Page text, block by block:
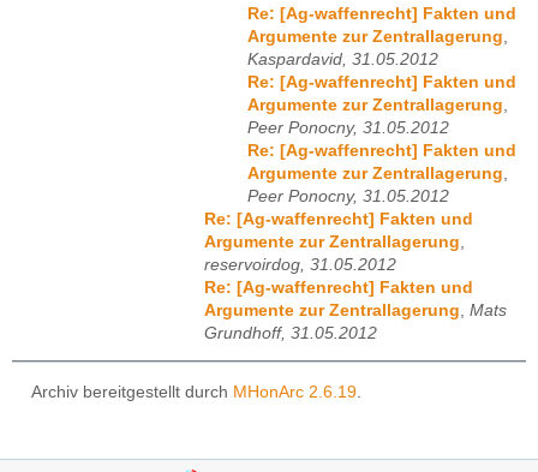
Re: [Ag-waffenrecht] Fakten und
Argumente zur Zentrallagerung
Kaspardavid, 31.05.2012
Re: [Ag-waffenrecht] Fakten und
Argumente zur Zentrallagerung
Peer Ponocny, 31.05.2012
Re: [Ag-waffenrecht] Fakten und
Argumente zur Zentrallagerung
Peer Ponocny, 31.05.2012
Re: [Ag-waffenrecht] Fakten und
Argumente zur Zentrallagerung
reservoirdog, 31.05.2012
Re: [Ag-waffenrecht] Fakten und
Argumente zur Zentrallagerung Mats
Grundhoff, 31.05.2012
Archiv bereitgestellt durch MHonArc 2.6.19